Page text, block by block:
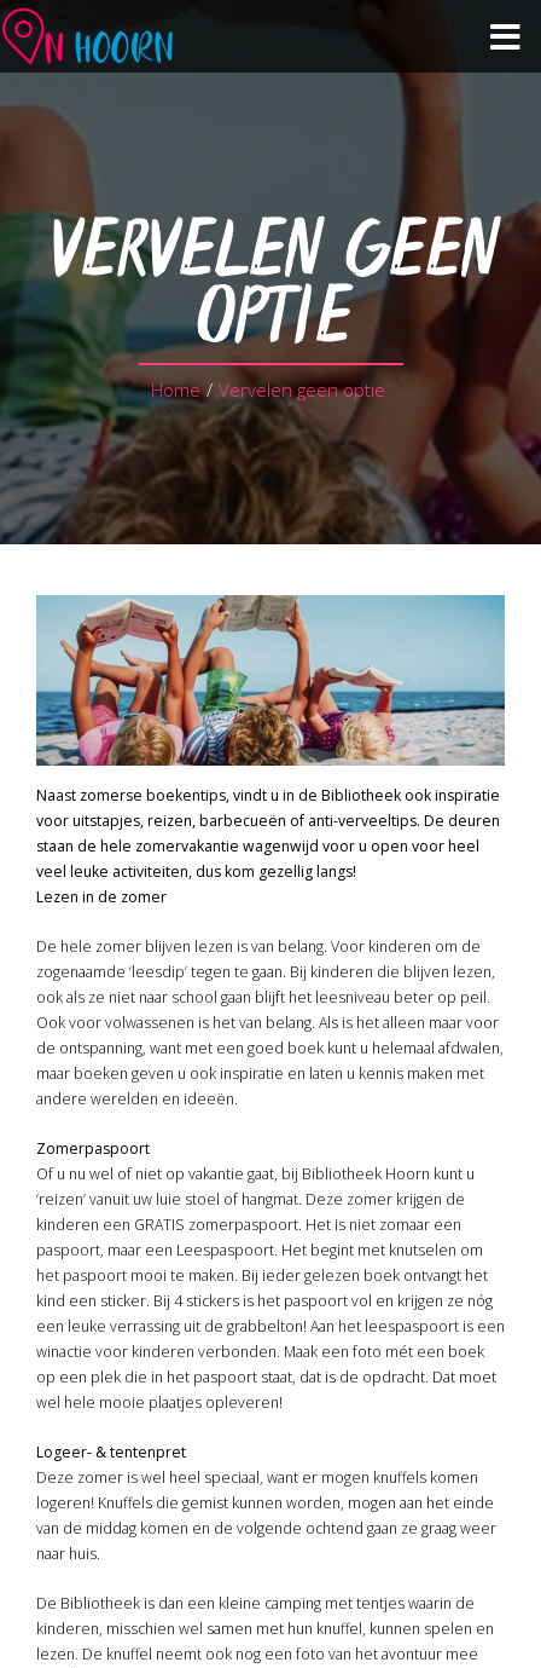
Winkelen & Horeca
Over Hoorn
Plan je bezoek
VERVELEN GEEN
OPTIE
Home / Vervelen geen optie
Naast zomerse boekentips, vindt u in de Bibliotheek ook inspiratie
voor uitstapjes, reizen, barbecueën of anti-verveeltips. De deuren
staan de hele zomervakantie wagenwijd voor u open voor heel
veel leuke activiteiten, dus kom gezellig langs!
Lezen in de zomer
De hele zomer blijven lezen is van belang. Voor kinderen om de
zogenaamde ‘leesdip’ tegen te gaan. Bij kinderen die blijven lezen,
ook als ze niet naar school gaan blijft het leesniveau beter op peil.
Ook voor volwassenen is het van belang. Als is het alleen maar voor
de ontspanning, want met een goed boek kunt u helemaal afdwalen,
maar boeken geven u ook inspiratie en laten u kennis maken met
andere werelden en ideeën.
Zomerpaspoort
Of u nu wel of niet op vakantie gaat, bij Bibliotheek Hoorn kunt u
‘reizen’ vanuit uw luie stoel of hangmat. Deze zomer krijgen de
kinderen een GRATIS zomerpaspoort. Het is niet zomaar een
paspoort, maar een Leespaspoort. Het begint met knutselen om
het paspoort mooi te maken. Bij ieder gelezen boek ontvangt het
kind een sticker. Bij 4 stickers is het paspoort vol en krijgen ze nóg
een leuke verrassing uit de grabbelton! Aan het leespaspoort is een
winactie voor kinderen verbonden. Maak een foto mét een boek
op een plek die in het paspoort staat, dat is de opdracht. Dat moet
wel hele mooie plaatjes opleveren!
Logeer- & tentenpret
Deze zomer is wel heel speciaal, want er mogen knuffels komen
logeren! Knuffels die gemist kunnen worden, mogen aan het einde
van de middag komen en de volgende ochtend gaan ze graag weer
naar huis.
De Bibliotheek is dan een kleine camping met tentjes waarin de
kinderen, misschien wel samen met hun knuffel, kunnen spelen en
lezen. De knuffel neemt ook nog een foto van het avontuur mee